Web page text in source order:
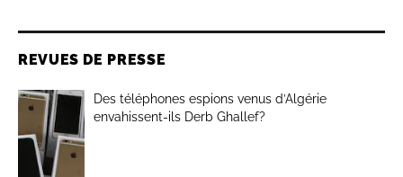
REVUES DE PRESSE
Des téléphones espions venus d’Algérie
envahissent-ils Derb Ghallef?